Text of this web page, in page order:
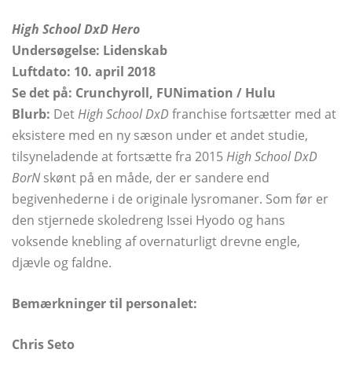
High School DxD Hero
Undersøgelse: Lidenskab
Luftdato: 10. april 2018
Se det på: Crunchyroll, FUNimation / Hulu
Blurb: DetHigh School DxD franchise fortsætter med at
eksistere med en ny sæson under et andet studie,
tilsyneladende at fortsætte fra 2015High School DxD
BorNskønt på en måde, der er sandere end
begivenhederne i de originale lysromaner. Som før er
den stjernede skoledreng Issei Hyodo og hans
voksende knebling af overnaturligt drevne engle,
djævle og faldne.
Bemærkninger til personalet:
Chris Seto